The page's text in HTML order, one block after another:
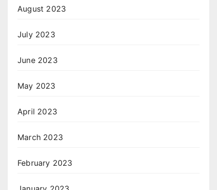
August 2023
July 2023
June 2023
May 2023
April 2023
March 2023
February 2023